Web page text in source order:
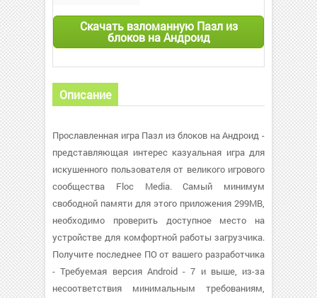
Скачать взломанную Пазл из
блоков на Андроид
Описание
Прославленная игра Пазл из блоков на Андроид -
представляющая интерес казуальная игра для
искушенного пользователя от великого игрового
сообщества Floc Media. Самый минимум
свободной памяти для этого приложения 299MB,
необходимо проверить доступное место на
устройстве для комфортной работы загрузчика.
Получите последнее ПО от вашего разработчика
- Требуемая версия Android - 7 и выше, из-за
несоответствия минимальным требованиям,